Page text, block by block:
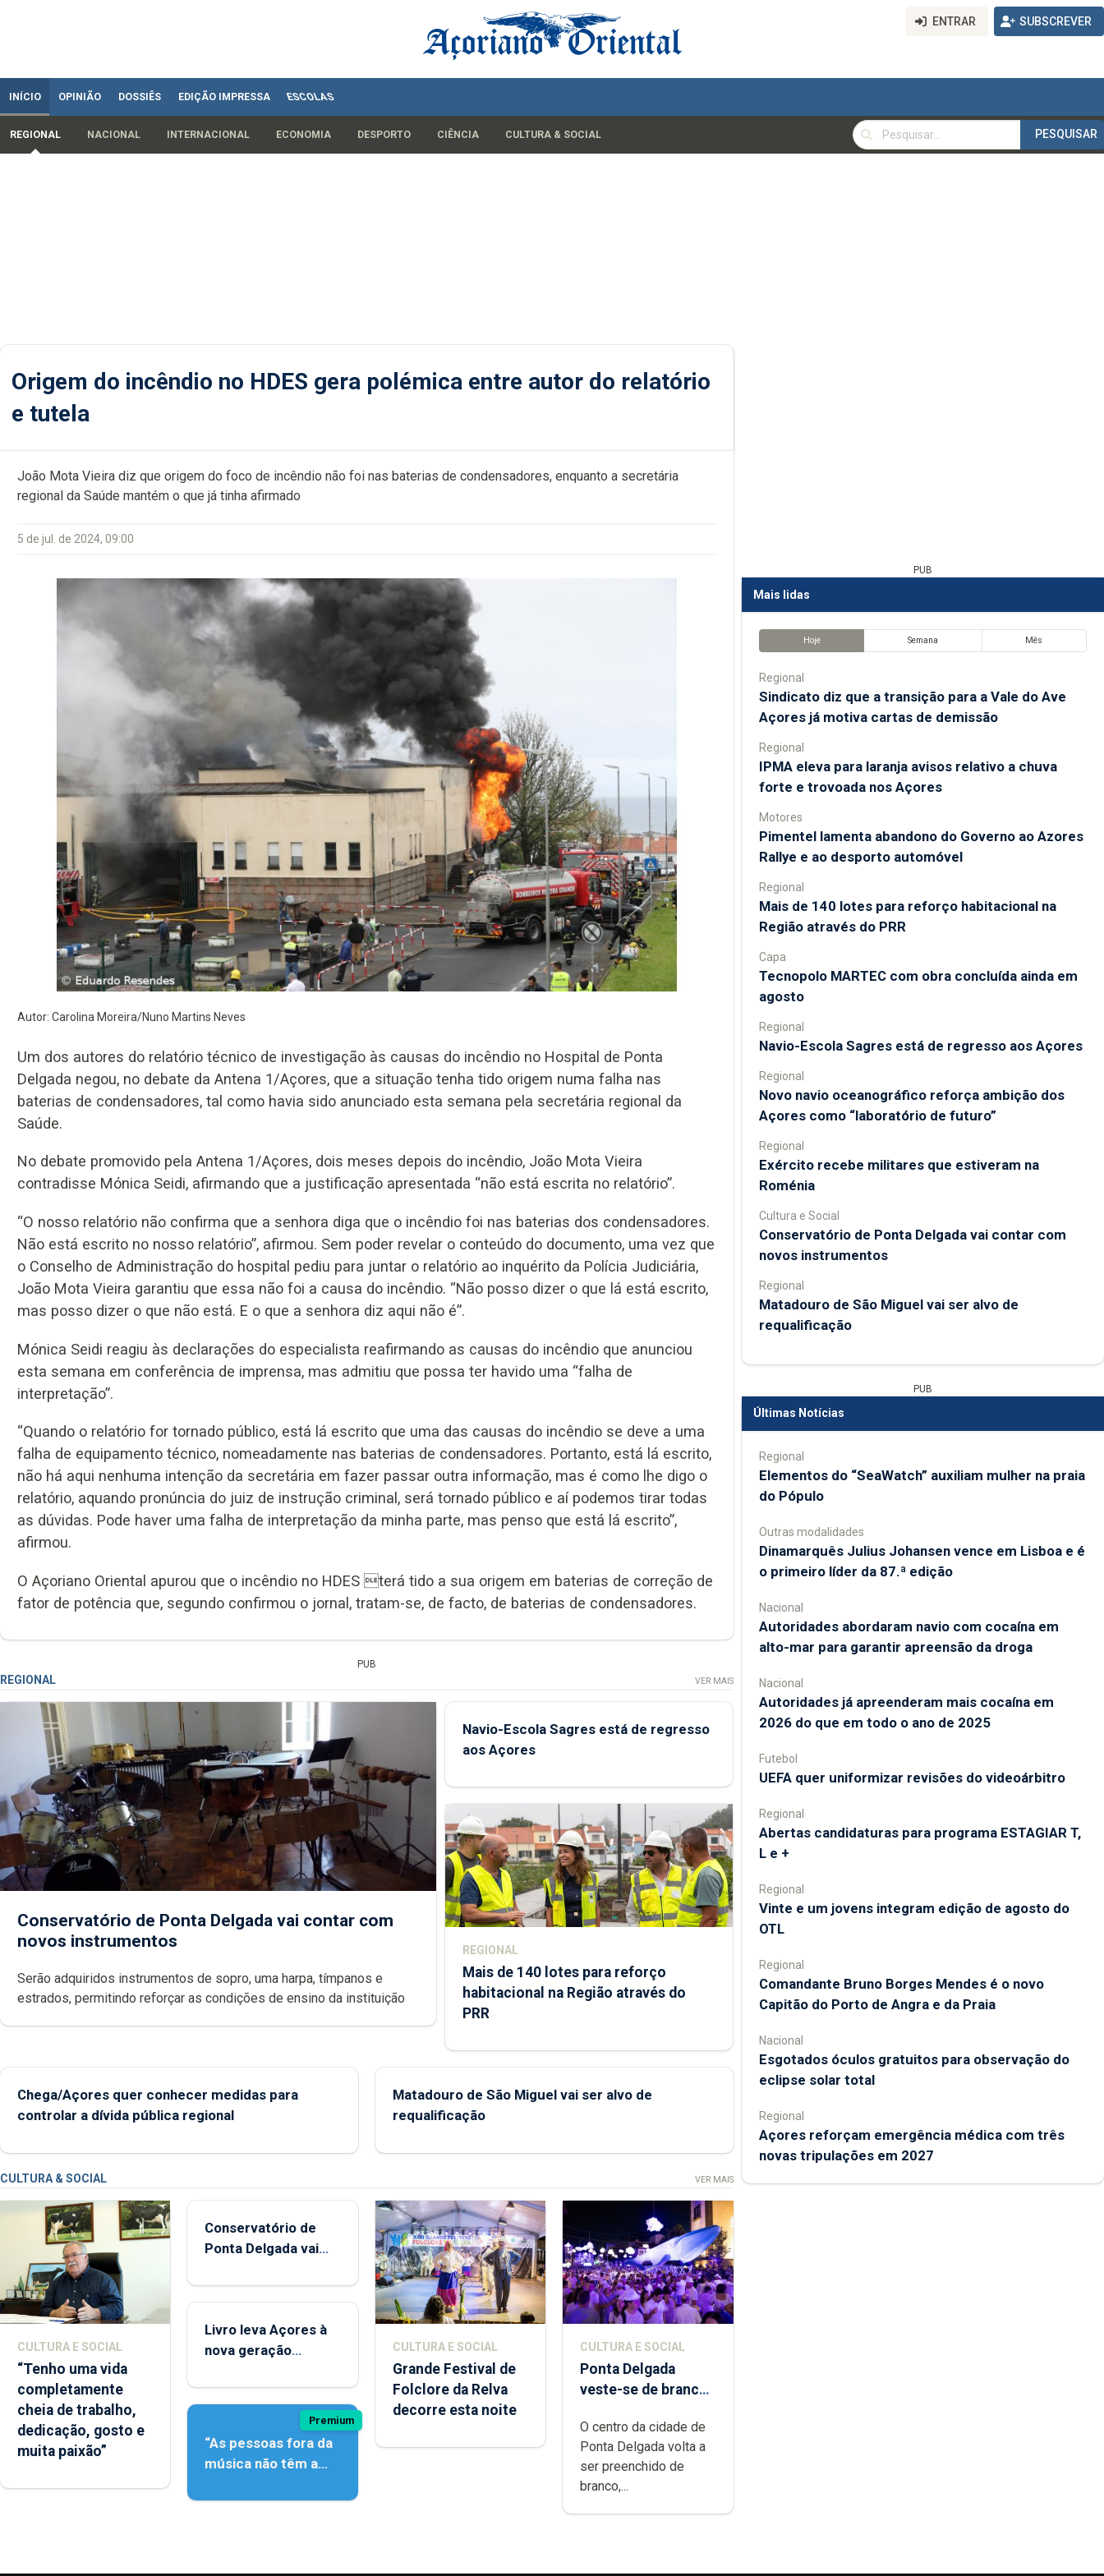
ENTRAR SUBSCREVER
INÍCIO OPINIÃO DOSSIÊS EDIÇÃO IMPRESSA ESCOLAS
REGIONAL NACIONAL INTERNACIONAL ECONOMIA DESPORTO CIÊNCIA CULTURA & SOCIAL
PESQUISAR
PESQUISAR
Origem do incêndio no HDES gera polémica entre autor do relatório
e tutela
João Mota Vieira diz que origem do foco de incêndio não foi nas baterias de condensadores, enquanto a secretária
regional da Saúde mantém o que já tinha afirmado
5 de jul. de 2024, 09:00
Autor: Carolina Moreira/Nuno Martins Neves
Um dos autores do relatório técnico de investigação às causas do incêndio no Hospital de Ponta
Delgada negou, no debate da Antena 1/Açores, que a situação tenha tido origem numa falha nas
baterias de condensadores, tal como havia sido anunciado esta semana pela secretária regional da
Saúde.
No debate promovido pela Antena 1/Açores, dois meses depois do incêndio, João Mota Vieira
contradisse Mónica Seidi, afirmando que a justificação apresentada “não está escrita no relatório”.
“O nosso relatório não confirma que a senhora diga que o incêndio foi nas baterias dos condensadores.
Não está escrito no nosso relatório”, afirmou. Sem poder revelar o conteúdo do documento, uma vez que
o Conselho de Administração do hospital pediu para juntar o relatório ao inquérito da Polícia Judiciária,
João Mota Vieira garantiu que essa não foi a causa do incêndio. “Não posso dizer o que lá está escrito,
mas posso dizer o que não está. E o que a senhora diz aqui não é”.
Mónica Seidi reagiu às declarações do especialista reafirmando as causas do incêndio que anunciou
esta semana em conferência de imprensa, mas admitiu que possa ter havido uma “falha de
interpretação”.
“Quando o relatório for tornado público, está lá escrito que uma das causas do incêndio se deve a uma
falha de equipamento técnico, nomeadamente nas baterias de condensadores. Portanto, está lá escrito,
não há aqui nenhuma intenção da secretária em fazer passar outra informação, mas é como lhe digo o
relatório, aquando pronúncia do juiz de instrução criminal, será tornado público e aí podemos tirar todas
as dúvidas. Pode haver uma falha de interpretação da minha parte, mas penso que está lá escrito”,
afirmou.
O Açoriano Oriental apurou que o incêndio no HDES terá tido a sua origem em baterias de correção de
fator de potência que, segundo confirmou o jornal, tratam-se, de facto, de baterias de condensadores.
PUB
REGIONAL VER MAIS
Conservatório de Ponta Delgada vai contar com
novos instrumentos
Serão adquiridos instrumentos de sopro, uma harpa, tímpanos e
estrados, permitindo reforçar as condições de ensino da instituição
Navio-Escola Sagres está de regresso
aos Açores
REGIONAL
Mais de 140 lotes para reforço
habitacional na Região através do
PRR
Chega/Açores quer conhecer medidas para
controlar a dívida pública regional
Matadouro de São Miguel vai ser alvo de
requalificação
CULTURA & SOCIAL VER MAIS
CULTURA E SOCIAL
“Tenho uma vida
completamente
cheia de trabalho,
dedicação, gosto e
muita paixão”
Conservatório de
Ponta Delgada vai
instrumentos
Livro leva Açores à
nova geração
Premium
“As pessoas fora da
música não têm a
é produzir uma
CULTURA E SOCIAL
Grande Festival de
Folclore da Relva
decorre esta noite
CULTURA E SOCIAL
Ponta Delgada
veste-se de branco
O centro da cidade de
Ponta Delgada volta a
ser preenchido de
branco,...
PUB
Mais lidas
Hoje Semana Mês
Regional
Sindicato diz que a transição para a Vale do Ave
Açores já motiva cartas de demissão
Regional
IPMA eleva para laranja avisos relativo a chuva
forte e trovoada nos Açores
Motores
Pimentel lamenta abandono do Governo ao Azores
Rallye e ao desporto automóvel
Regional
Mais de 140 lotes para reforço habitacional na
Região através do PRR
Capa
Tecnopolo MARTEC com obra concluída ainda em
agosto
Regional
Navio-Escola Sagres está de regresso aos Açores
Regional
Novo navio oceanográfico reforça ambição dos
Açores como “laboratório de futuro”
Regional
Exército recebe militares que estiveram na
Roménia
Cultura e Social
Conservatório de Ponta Delgada vai contar com
novos instrumentos
Regional
Matadouro de São Miguel vai ser alvo de
requalificação
PUB
Últimas Notícias
Regional
​Elementos do “SeaWatch” auxiliam mulher na praia
do Pópulo
Outras modalidades
Dinamarquês Julius Johansen vence em Lisboa e é
o primeiro líder da 87.ª edição
Nacional
Autoridades abordaram navio com cocaína em
alto-mar para garantir apreensão da droga
Nacional
Autoridades já apreenderam mais cocaína em
2026 do que em todo o ano de 2025
Futebol
UEFA quer uniformizar revisões do videoárbitro
Regional
Abertas candidaturas para programa ESTAGIAR T,
L e +
Regional
Vinte e um jovens integram edição de agosto do
OTL
Regional
Comandante Bruno Borges Mendes é o novo
Capitão do Porto de Angra e da Praia
Nacional
Esgotados óculos gratuitos para observação do
eclipse solar total
Regional
Açores reforçam emergência médica com três
novas tripulações em 2027